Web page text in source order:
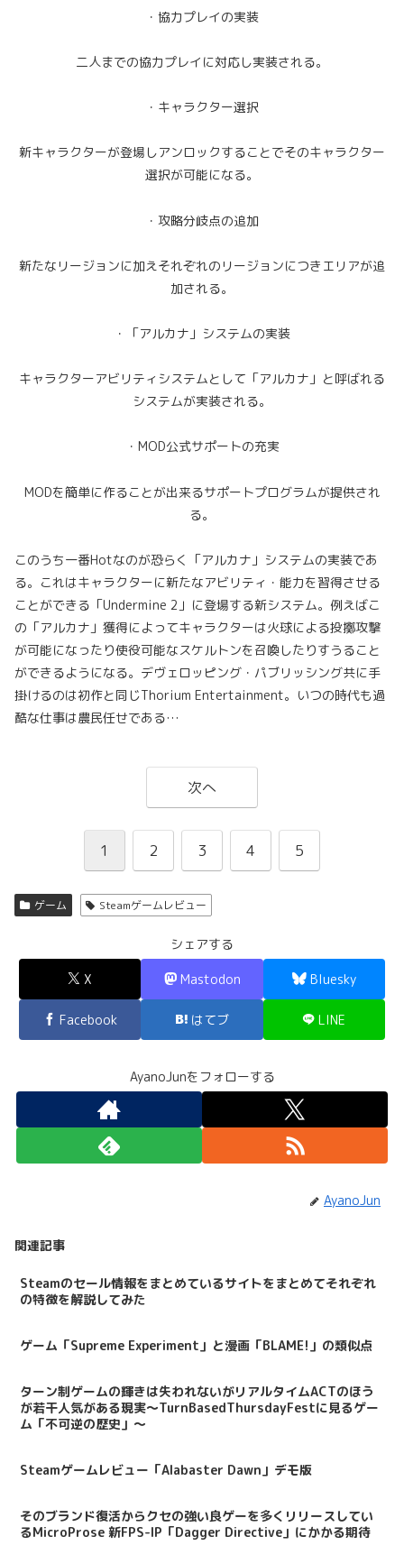
・協力プレイの実装
二人までの協力プレイに対応し実装される。
・キャラクター選択
新キャラクターが登場しアンロックすることでそのキャラクター
選択が可能になる。
・攻略分岐点の追加
新たなリージョンに加えそれぞれのリージョンにつきエリアが追
加される。
・「アルカナ」システムの実装
キャラクターアビリティシステムとして「アルカナ」と呼ばれる
システムが実装される。
・MOD公式サポートの充実
MODを簡単に作ることが出来るサポートプログラムが提供され
る。
このうち一番Hotなのが恐らく「アルカナ」システムの実装であ
る。これはキャラクターに新たなアビリティ・能力を習得させる
ことができる「Undermine 2」に登場する新システム。例えばこ
の「アルカナ」獲得によってキャラクターは火球による投擲攻撃
が可能になったり使役可能なスケルトンを召喚したりすうること
ができるようになる。デヴェロッピング・パブリッシング共に手
掛けるのは初作と同じThorium Entertainment。いつの時代も過
酷な仕事は農民任せである…
次へ
1 2 3 4 5
ゲーム Steamゲームレビュー
シェアする
X Mastodon Bluesky
Facebook はてブ LINE
AyanoJunをフォローする
AyanoJun
関連記事
Steamのセール情報をまとめているサイトをまとめてそれぞれ
の特徴を解説してみた
ゲーム「Supreme Experiment」と漫画「BLAME!」の類似点
ターン制ゲームの輝きは失われないがリアルタイムACTのほう
が若干人気がある現実～TurnBasedThursdayFestに見るゲー
ム「不可逆の歴史」～
Steamゲームレビュー「Alabaster Dawn」デモ版
そのブランド復活からクセの強い良ゲーを多くリリースしてい
るMicroProse 新FPS-IP「Dagger Directive」にかかる期待